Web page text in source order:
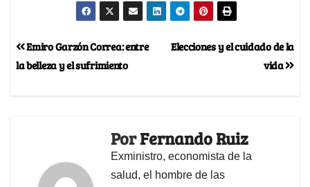
Elecciones y el cuidado de la
vida
Emiro Garzón Correa: entre
la belleza y el sufrimiento
PorFernando Ruiz
Exministro, economista de la
salud, el hombre de las